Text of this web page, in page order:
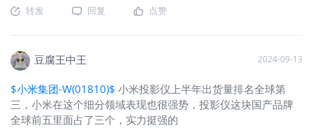
转发 回复 点赞
豆腐王中王 2024-09-13
$小米集团-W(01810)$ 小米投影仪上半年出货量排名全球第
三，小米在这个细分领域表现也很强势，投影仪这块国产品牌
全球前五里面占了三个，实力挺强的